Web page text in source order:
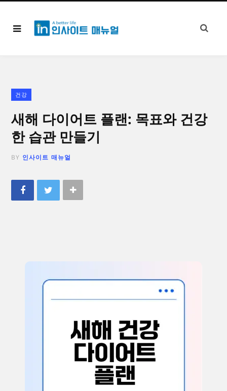
건강
새해 다이어트 플랜: 목표와 건강
한 습관 만들기
BY 인사이트 매뉴얼